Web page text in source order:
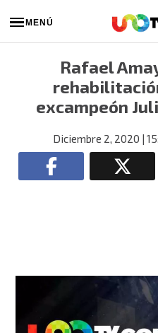
MENÚ
Rafael
excampeón
Diciembre 2, 2020 |